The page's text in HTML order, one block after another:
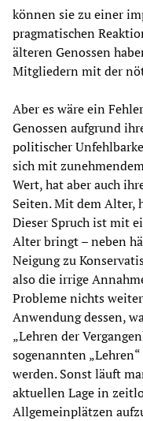
können sie zu einer
pragmatischen
älteren Genossen
Mitgliedern mit der
Aber es wäre ein
Genossen aufgrund
politischer
sich mit
Wert, hat aber auch
Seiten. Mit dem Alter,
Dieser Spruch ist mit
Alter bringt – neben
Neigung zu
also die irrige
Probleme nichts
Anwendung dessen,
„Lehren der
sogenannten
werden. Sonst läuft
aktuellen Lage in
Allgemeinplätzen